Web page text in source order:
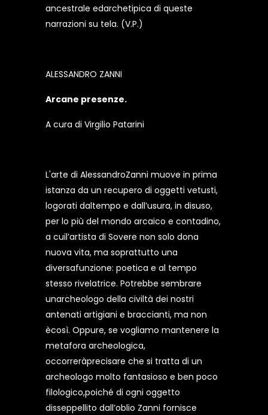
ancestrale edarchetipica di queste
narrazioni su tela. (V.P.)
ALESSANDRO ZANNI
Arcane presenze.
A cura di Virgilio Patarini
L'arte di AlessandroZanni muove in prima
istanza da un recupero di oggetti vetusti,
logorati daltempo e dall’usura, in disuso,
per lo più del mondo arcaico e contadino,
a cuil’artista di Sovere non solo dona
nuova vita, ma soprattutto una
diversafunzione: poetica e al tempo
stesso rivelatrice. Potrebbe sembrare
unarcheologo della civiltà dei nostri
antenati artigiani e braccianti, ma non
ècosì. Oppure, se vogliamo mantenere la
metafora archeologica,
occorreràprecisare che si tratta di un
archeologo molto fantasioso e ben poco
filologico,poiché di ogni oggetto
disseppellito dall’oblio Zanni fornisce